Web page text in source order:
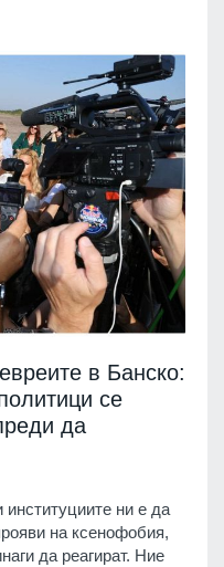
в Банско:
се
да
ни е да
на ксенофобия,
да реагират. Ние